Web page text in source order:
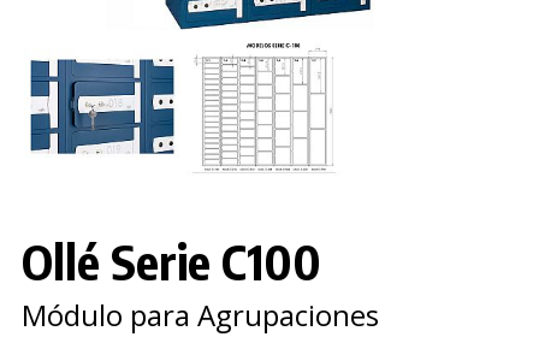
Ollé Serie C100
Módulo para Agrupaciones